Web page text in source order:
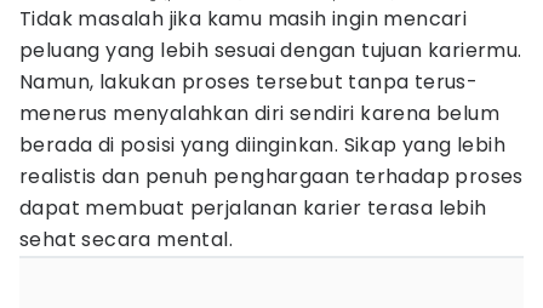
Tidak masalah jika kamu masih ingin mencari
peluang yang lebih sesuai dengan tujuan kariermu.
Namun, lakukan proses tersebut tanpa terus-
menerus menyalahkan diri sendiri karena belum
berada di posisi yang diinginkan. Sikap yang lebih
realistis dan penuh penghargaan terhadap proses
dapat membuat perjalanan karier terasa lebih
sehat secara mental.